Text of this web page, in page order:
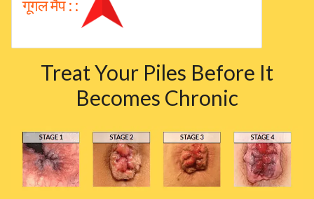
गूगल मैप : :
Treat Your Piles Before It
Becomes Chronic